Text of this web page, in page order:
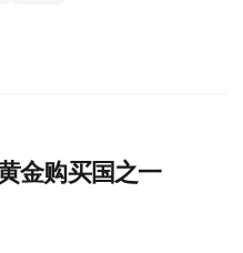
金购买国之一